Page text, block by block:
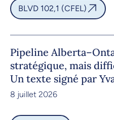
BLVD 102,1 (CFEL)
Pipeline
stratégique, mais
Un texte signé par
8 juillet 2026